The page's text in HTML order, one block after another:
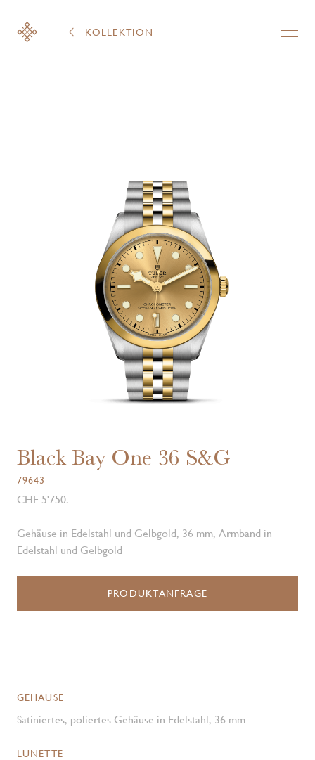
KOLLEKTION
Black Bay One 36 S&G
79643
CHF 5'750.-
Gehäuse in Edelstahl und Gelbgold, 36 mm, Armband in
Edelstahl und Gelbgold
PRODUKTANFRAGE
GEHÄUSE
Satiniertes, poliertes Gehäuse in Edelstahl, 36 mm
LÜNETTE